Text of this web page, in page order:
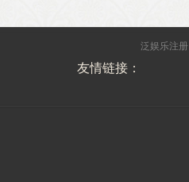
友情链接：
泛娱乐注册